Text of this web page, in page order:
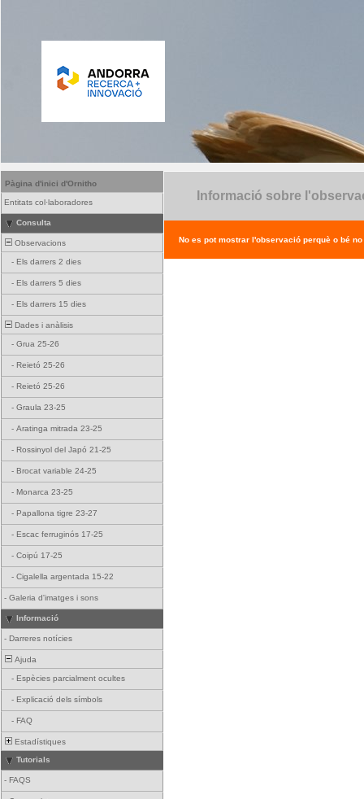
Pàgina d'inici d'Ornitho
Entitats col·laboradores
Consulta
Observacions
- Els darrers 2 dies
- Els darrers 5 dies
- Els darrers 15 dies
Dades i anàlisis
- Grua 25-26
- Reietó 25-26
- Reietó 25-26
- Graula 23-25
- Aratinga mitrada 23-25
- Rossinyol del Japó 21-25
- Brocat variable 24-25
- Monarca 23-25
- Papallona tigre 23-27
- Escac ferruginós 17-25
- Coipú 17-25
- Cigalella argentada 15-22
- Galeria d'imatges i sons
Informació
- Darreres notícies
Ajuda
- Espècies parcialment ocultes
- Explicació dels símbols
- FAQ
Estadístiques
Tutorials
- FAQS
Informació sobre
No es pot mostrar l'observació perquè o bé